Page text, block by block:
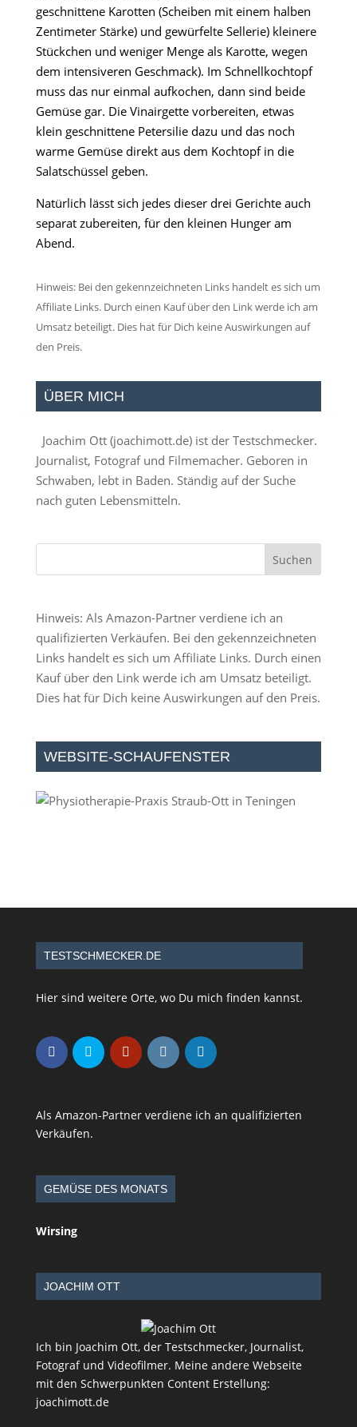
geschnittene Karotten (Scheiben mit einem halben
Zentimeter Stärke) und gewürfelte Sellerie) kleinere
Stückchen und weniger Menge als Karotte, wegen
dem intensiveren Geschmack). Im Schnellkochtopf
muss das nur einmal aufkochen, dann sind beide
Gemüse gar. Die Vinairgette vorbereiten, etwas
klein geschnittene Petersilie dazu und das noch
warme Gemüse direkt aus dem Kochtopf in die
Salatschüssel geben.
Natürlich lässt sich jedes dieser drei Gerichte auch
separat zubereiten, für den kleinen Hunger am
Abend.
Hinweis: Bei den gekennzeichneten Links handelt es sich um
Affiliate Links. Durch einen Kauf über den Link werde ich am
Umsatz beteiligt. Dies hat für Dich keine Auswirkungen auf
den Preis.
ÜBER MICH
Joachim Ott (joachimott.de) ist der Testschmecker.
Journalist, Fotograf und Filmemacher. Geboren in
Schwaben, lebt in Baden. Ständig auf der Suche
nach guten Lebensmitteln.
Hinweis: Als Amazon-Partner verdiene ich an
qualifizierten Verkäufen. Bei den gekennzeichneten
Links handelt es sich um Affiliate Links. Durch einen
Kauf über den Link werde ich am Umsatz beteiligt.
Dies hat für Dich keine Auswirkungen auf den Preis.
WEBSITE-SCHAUFENSTER
TESTSCHMECKER.DE
Hier sind weitere Orte, wo Du mich finden kannst.
Als Amazon-Partner verdiene ich an qualifizierten
Verkäufen.
GEMÜSE DES MONATS
Wirsing
JOACHIM OTT
Ich bin Joachim Ott, der Testschmecker, Journalist,
Fotograf und Videofilmer. Meine andere Webseite
mit den Schwerpunkten Content Erstellung:
joachimott.de